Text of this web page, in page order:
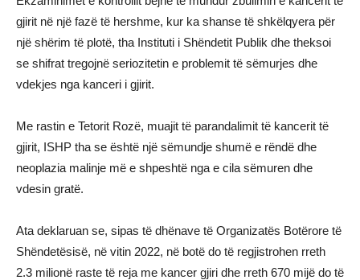
gjirit në një fazë të hershme, kur ka shanse të shkëlqyera për
një shërim të plotë, tha Instituti i Shëndetit Publik dhe theksoi
se shifrat tregojnë seriozitetin e problemit të sëmurjes dhe
vdekjes nga kanceri i gjirit.
Me rastin e Tetorit Rozë, muajit të parandalimit të kancerit të
gjirit, ISHP tha se është një sëmundje shumë e rëndë dhe
neoplazia malinje më e shpeshtë nga e cila sëmuren dhe
vdesin gratë.
Ata deklaruan se, sipas të dhënave të Organizatës Botërore të
Shëndetësisë, në vitin 2022, në botë do të regjistrohen rreth
2.3 milionë raste të reja me kancer gjiri dhe rreth 670 mijë do të